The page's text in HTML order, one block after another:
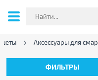
Аксессуары для
ФИЛЬТРЫ
ФИЛЬТРЫ